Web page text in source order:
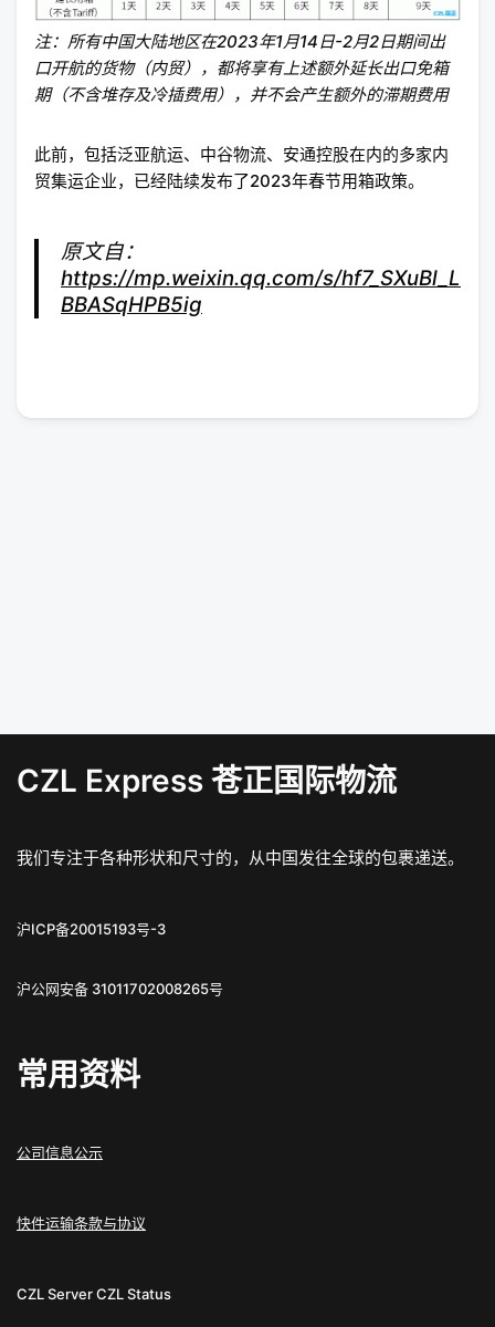
注：所有中国大陆地区在2023年1月14日-2月2日期间出
口开航的货物（内贸），都将享有上述额外延长出口免箱
期（不含堆存及冷插费用），并不会产生额外的滞期费用
此前，包括泛亚航运、中谷物流、安通控股在内的多家内
贸集运企业，已经陆续发布了2023年春节用箱政策。
原文自：
https://mp.weixin.qq.com/s/hf7_SXuBl_L
BBASqHPB5ig
CZL Express 苍正国际物流
我们专注于各种形状和尺寸的，从中国发往全球的包裹递送。
沪ICP备20015193号-3
沪公网安备 31011702008265号
常用资料
公司信息公示
快件运输条款与协议
CZL ServerCZL Status